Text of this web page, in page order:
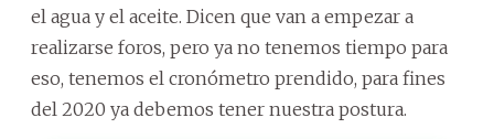
el agua y el aceite. Dicen que van a empezar a
realizarse foros, pero ya no tenemos tiempo para
eso, tenemos el cronómetro prendido, para fines
del 2020 ya debemos tener nuestra postura.